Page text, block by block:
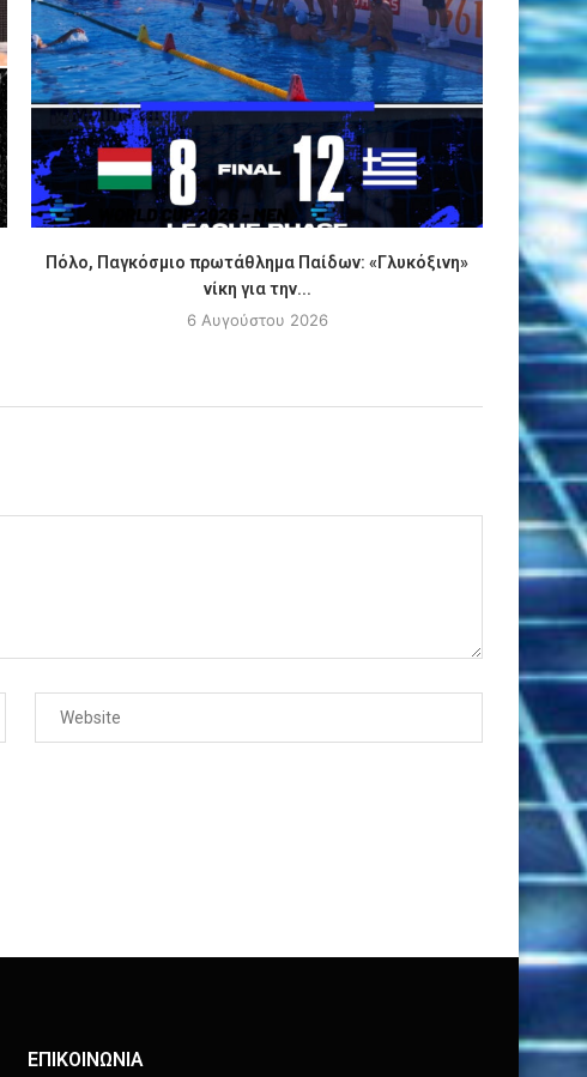
Πόλο, Παγκόσμιο πρωτάθλημα Παίδων: «Γλυκόξινη»
νίκη για την...
6 Αυγούστου 2026
ΕΠΙΚΟΙΝΩΝΙΑ